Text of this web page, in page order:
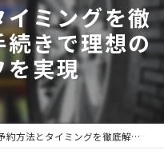
ミングを徹
きで理想の
を実現
とタイミングを徹底解説効率的な手続きで理想のカーライフを実現